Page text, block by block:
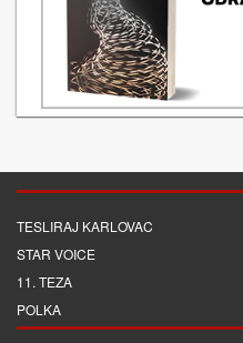
TESLIRAJ KARLOVAC
STAR VOICE
11. TEZA
POLKA